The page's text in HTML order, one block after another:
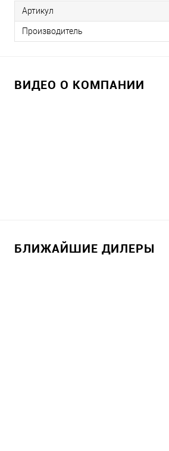
Артикул
Производитель
ВИДЕО О КОМПАНИИ
БЛИЖАЙШИЕ ДИЛЕРЫ